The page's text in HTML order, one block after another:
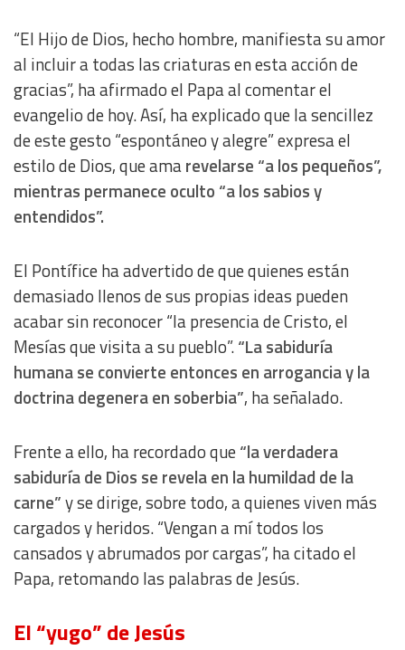
“El Hijo de Dios, hecho hombre, manifiesta su amor
al incluir a todas las criaturas en esta acción de
gracias”, ha afirmado el Papa al comentar el
evangelio de hoy. Así, ha explicado que la sencillez
de este gesto “espontáneo y alegre” expresa el
estilo de Dios, que amarevelarse “a los pequeños”,
mientras permanece oculto “a los sabios y
entendidos”.
El Pontífice ha advertido de que quienes están
demasiado llenos de sus propias ideas pueden
acabar sin reconocer “la presencia de Cristo, el
Mesías que visita a su pueblo”.“La sabiduría
humana se convierte entonces en arrogancia y la
doctrina degenera en soberbia”, ha señalado.
Frente a ello, ha recordado que“la verdadera
sabiduría de Dios se revela en la humildad de la
carne”y se dirige, sobre todo, a quienes viven más
cargados y heridos. “Vengan a mí todos los
cansados y abrumados por cargas”, ha citado el
Papa, retomando las palabras de Jesús.
El “yugo” de Jesús